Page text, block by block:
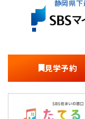
静岡県
見学予約